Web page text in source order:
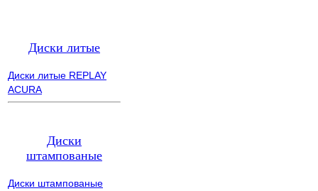
Диски литые
Диски литые REPLAY
ACURA
Диски
штампованые
Диски штампованые